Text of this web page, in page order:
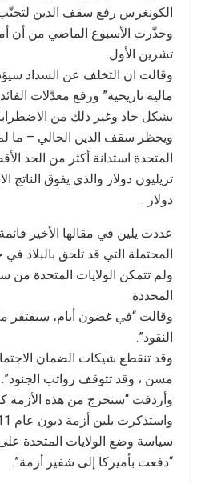
الكونغرس رفع سقف الدين لتجنّب
وحذّرت الأسبوع الماضي من أن
تشرين الأول.
وقالت ان التخلف عن السداد
مالية تاريخية” ورفع معدّلات
بشكل حاد وغير ذلك من
ويحظر سقف الدين الحالي – ما
دولار .
عددت يلين في مقالها الأخير
المحتملة التي قد تلحق بالبلاد
ولم تتمكن الولايات المتحدة من
المحددة.
وقالت “في غضون أيام، سيفتقر
النقود”.
مسن ، وقد تتوقف رواتب الجنود”.
وأردفت “سنخرج من هذه الأزمة
سياسة وضع الولايات المتحدة
“دفعت بأميركا إلى شفير أزمة”.